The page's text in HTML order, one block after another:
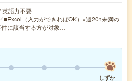
英語力不要
■Excel（入力ができればOK）※週20h未満の
件に該当する方が対象…
しずか